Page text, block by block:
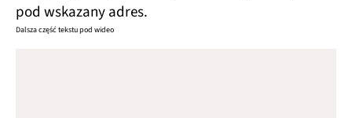
pod wskazany adres.
Dalsza część tekstu pod wideo